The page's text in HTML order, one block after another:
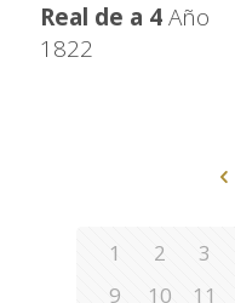
Real de a 4Año
1822
1 2 3
9
10 11